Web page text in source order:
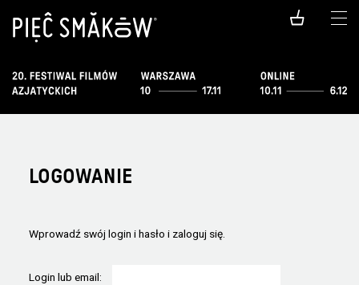
LOGOWANIE
Wprowadź swój login i hasło i zaloguj się.
Login lub email: